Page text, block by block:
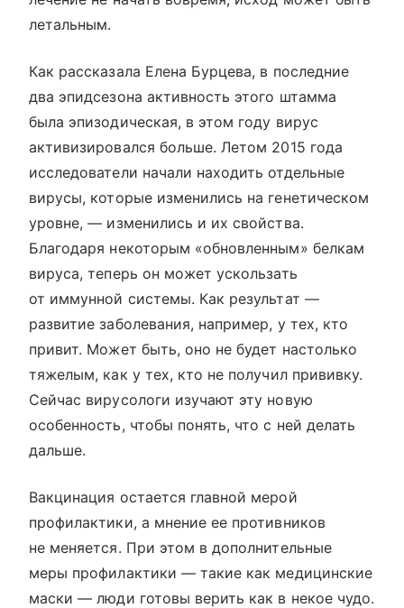
летальным.
Как рассказала Елена Бурцева, в последние
два эпидсезона активность этого штамма
была эпизодическая, в этом году вирус
активизировался больше. Летом 2015 года
исследователи начали находить отдельные
вирусы, которые изменились на генетическом
уровне, — изменились и их свойства.
Благодаря некоторым «обновленным» белкам
вируса, теперь он может ускользать
от иммунной системы. Как результат —
развитие заболевания, например, у тех, кто
привит. Может быть, оно не будет настолько
тяжелым, как у тех, кто не получил прививку.
Сейчас вирусологи изучают эту новую
особенность, чтобы понять, что с ней делать
дальше.
Вакцинация остается главной мерой
профилактики, а мнение ее противников
не меняется. При этом в дополнительные
меры профилактики — такие как медицинские
маски — люди готовы верить как в некое чудо.